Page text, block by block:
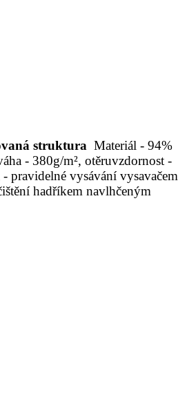
struktura Materiál - 94%
- 380g/m², otěruvzdornost -
pravidelné vysávání vysavačem
hadříkem navlhčeným